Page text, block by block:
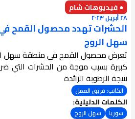
● فيديوهات شام
٢٨ أبريل ٢٠٢٣
الحشرات تهدد محصول القمح
سهل الروج
تعرض محصول القمح في منطقة سهل
كبيرة بسبب موجة من الحشرات التي
نتيجة الرطوبة الزائدة
الكاتب: فريق العمل
الكلمات الدليلية:
سوريا سهل الروج